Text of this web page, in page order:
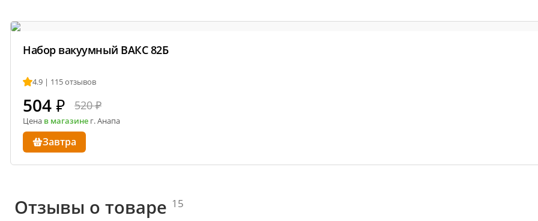
Набор вакуумный ВАКС 82Б
4.9 | 115 отзывов
504 ₽ 520 ₽
Цена в магазине г. Анапа
Завтра
Отзывы о товаре 15